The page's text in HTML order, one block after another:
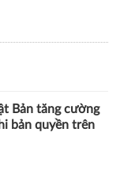
Bản tăng cường
bản quyền trên